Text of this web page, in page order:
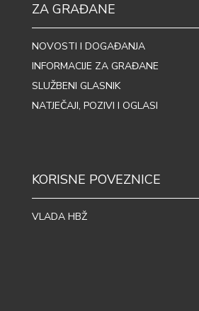
ZA GRAĐANE
NOVOSTI I DOGAĐANJA
INFORMACIJE ZA GRAĐANE
SLUŽBENI GLASNIK
NATJEČAJI, POZIVI I OGLASI
KORISNE POVEZNICE
VLADA HBŽ